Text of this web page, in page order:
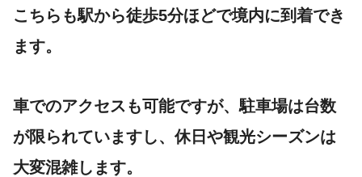
こちらも駅から徒歩5分ほどで境内に到着でき
ます。
車でのアクセスも可能ですが、駐車場は台数
が限られていますし、休日や観光シーズンは
大変混雑します。